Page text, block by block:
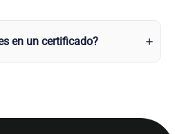
en un certificado?